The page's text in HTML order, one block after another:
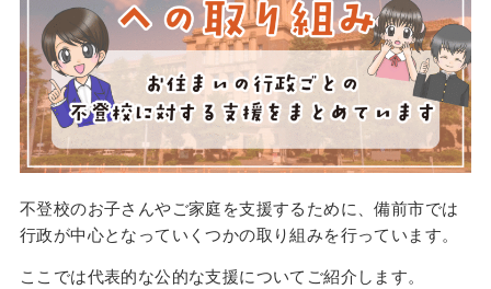
不登校のお子さんやご家庭を支援するために、備前市では
行政が中心となっていくつかの取り組みを行っています。
ここでは代表的な公的な支援についてご紹介します。